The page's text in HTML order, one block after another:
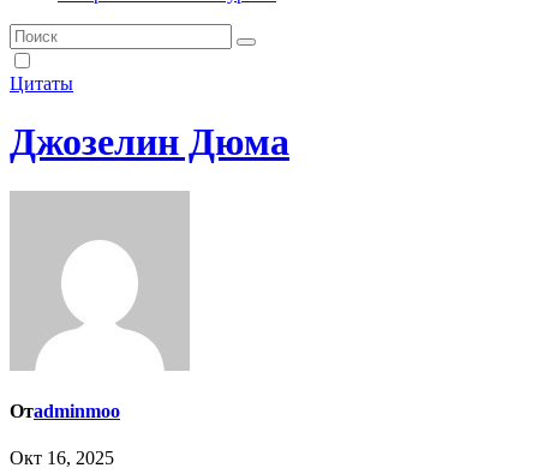
Цитаты
Джозелин Дюма
Отadminmoo
Окт 16, 2025